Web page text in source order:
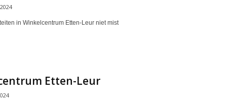
in Winkelcentrum Etten-Leur niet mist
Etten-Leur